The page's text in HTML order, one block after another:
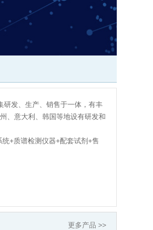
研发、生产、销售于一体，有丰
、意大利、韩国等地设有研发和
+质谱检测仪器+配套试剂+售
更多产品 >>